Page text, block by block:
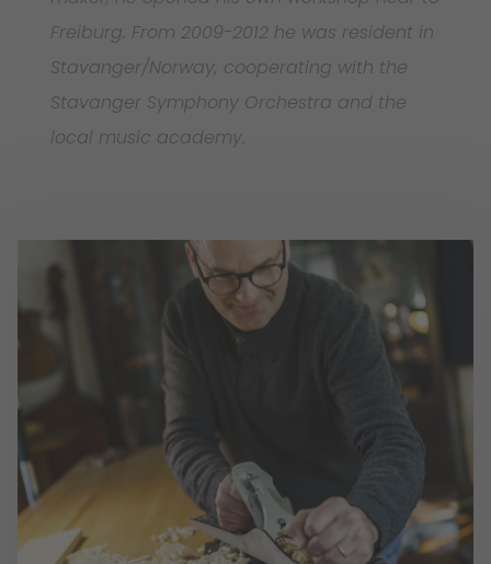
Freiburg. From 2009-2012 he was resident in
Stavanger/Norway, cooperating with the
Stavanger Symphony Orchestra and the
local music academy.